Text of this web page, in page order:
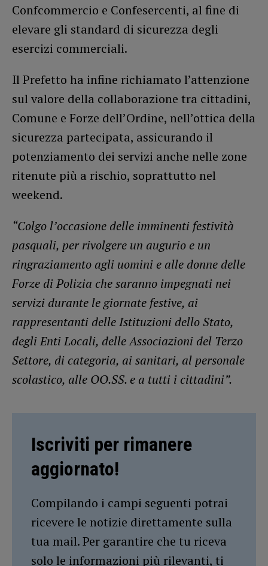
Confcommercio e Confesercenti, al fine di
elevare gli standard di sicurezza degli
esercizi commerciali.
Il Prefetto ha infine richiamato l’attenzione
sul valore della collaborazione tra cittadini,
Comune e Forze dell’Ordine, nell’ottica della
sicurezza partecipata, assicurando il
potenziamento dei servizi anche nelle zone
ritenute più a rischio, soprattutto nel
weekend.
“Colgo l’occasione delle imminenti festività
pasquali, per rivolgere un augurio e un
ringraziamento agli uomini e alle donne delle
Forze di Polizia che saranno impegnati nei
servizi durante le giornate festive, ai
rappresentanti delle Istituzioni dello Stato,
degli Enti Locali, delle Associazioni del Terzo
Settore, di categoria, ai sanitari, al personale
scolastico, alle OO.SS. e a tutti i cittadini”.
Iscriviti per rimanere
aggiornato!
Compilando i campi seguenti potrai
ricevere le notizie direttamente sulla
tua mail. Per garantire che tu riceva
solo le informazioni più rilevanti, ti